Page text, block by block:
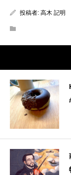
投稿者: 高木 記明